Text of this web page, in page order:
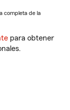
completa de la
para obtener